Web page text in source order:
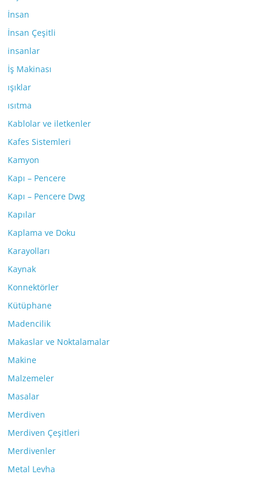
İnsan
İnsan Çeşitli
insanlar
İş Makinası
ışıklar
ısıtma
Kablolar ve iletkenler
Kafes Sistemleri
Kamyon
Kapı – Pencere
Kapı – Pencere Dwg
Kapılar
Kaplama ve Doku
Karayolları
Kaynak
Konnektörler
Kütüphane
Madencilik
Makaslar ve Noktalamalar
Makine
Malzemeler
Masalar
Merdiven
Merdiven Çeşitleri
Merdivenler
Metal Levha